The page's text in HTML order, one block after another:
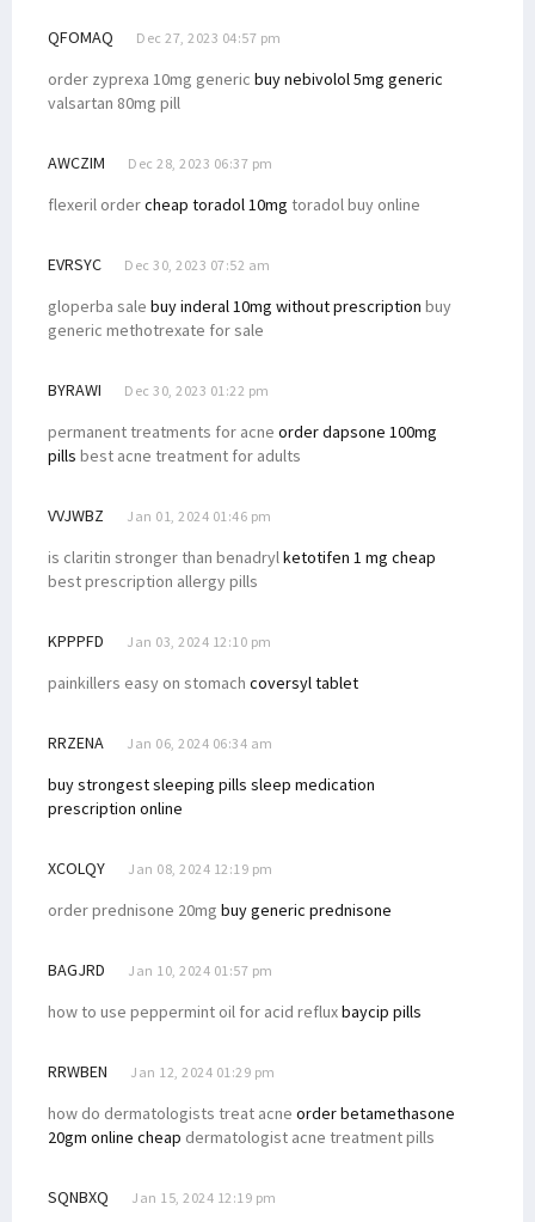
QFOMAQ Dec 27, 2023 04:57 pm
order zyprexa 10mg generic buy nebivolol 5mg generic
valsartan 80mg pill
AWCZIM Dec 28, 2023 06:37 pm
flexeril ordercheap toradol 10mg toradol buy online
EVRSYC Dec 30, 2023 07:52 am
gloperba sale buy inderal 10mg without prescription buy
generic methotrexate for sale
BYRAWI Dec 30, 2023 01:22 pm
permanent treatments for acne order dapsone 100mg
pills best acne treatment for adults
VVJWBZ Jan 01, 2024 01:46 pm
is claritin stronger than benadrylketotifen 1 mg cheap
best prescription allergy pills
KPPPFD Jan 03, 2024 12:10 pm
painkillers easy on stomach coversyl tablet
RRZENA Jan 06, 2024 06:34 am
buy strongest sleeping pills sleep medication
prescription online
XCOLQY Jan 08, 2024 12:19 pm
order prednisone 20mg buy generic prednisone
BAGJRD Jan 10, 2024 01:57 pm
how to use peppermint oil for acid refluxbaycip pills
RRWBEN Jan 12, 2024 01:29 pm
how do dermatologists treat acne order betamethasone
20gm online cheap dermatologist acne treatment pills
SQNBXQ Jan 15, 2024 12:19 pm